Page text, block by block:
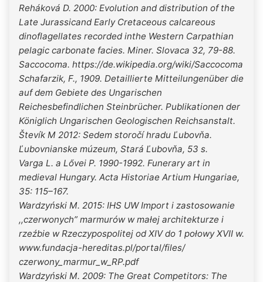
Reháková D. 2000: Evolution and distribution of the
Late Jurassicand Early Cretaceous calcareous
dinoflagellates recorded inthe Western Carpathian
pelagic carbonate facies. Miner. Slovaca 32, 79-88.
Saccocoma. https://de.wikipedia.org/wiki/Saccocoma
Schafarzik, F., 1909. Detaillierte Mitteilungenüber die
auf dem Gebiete des Ungarischen
Reichesbefindlichen Steinbrücher. Publikationen der
Königlich Ungarischen Geologischen Reichsanstalt.
Števík M 2012: Sedem storočí hradu Ľubovňa.
Ľubovnianske múzeum, Stará Ľubovňa, 53 s.
Varga L. a Lővei P. 1990-1992. Funerary art in
medieval Hungary. Acta Historiae Artium Hungariae,
35: 115–167.
Wardzyński M. 2015: IHS UW Import i zastosowanie
,,czerwonych” marmurów w małej architekturze i
rzeźbie w Rzeczypospolitej od XIV do 1 połowy XVII w.
www.fundacja-hereditas.pl/portal/files/
czerwony_marmur_w_RP.pdf
Wardzyński M. 2009: The Great Competitors: The